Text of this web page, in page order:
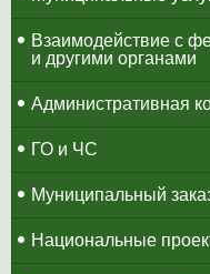
Взаимодействие с
и другими органами
Административная
ГО и ЧС
Муниципальный
Национальные